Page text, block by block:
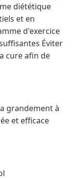
diététique
et en
d'exercice
Éviter
cure afin de
grandement à
et efficace